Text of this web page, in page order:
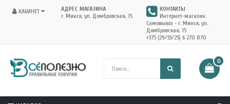
КАБИНЕТ
АДРЕС МАГАЗИНА
г. Минск, ул. Домбровская, 15
КОНТАКТЫ
Интернет-магазин.
Самовывоз - г. Минск, ул.
Домбровская, 15
+375 (29/33/25) 6 270 870
0